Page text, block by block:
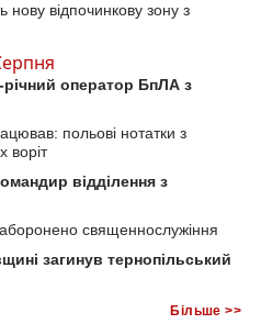
відпочинкову зону з
оператор БпЛА з
польові нотатки з
воріт
відділення з
священнослужіння
загинув тернопільський
Більше >>